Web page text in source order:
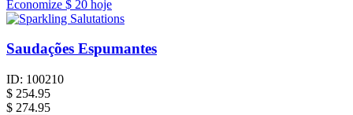
Economize $ 20 hoje
Saudações Espumantes
ID: 100210
$ 254.95
$ 274.95